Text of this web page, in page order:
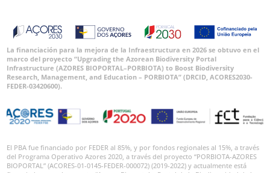
La financiación para la mejora de la Infraestructura en 2026 se obtuvo en el
marco del proyecto “Upgrading the Azorean Biodiversity Portal
Infrastructure (AZORES BIOPORTAL–PORBIOTA) to Boost Biodiversity
Research, Management, and Education – PORBIOTA” (DRCID, ACORES2030-
FEDER-03420600).
El PBA fue financiado por FEDER al 85%, y por fondos regionales al 15%, a través
del Programa Operativo Azores 2020, a través del proyecto “PORBIOTA-AZORES
BIOPORTAL” (ACORES-01-0145-FEDER-000072) (2019-2022) y actualmente está